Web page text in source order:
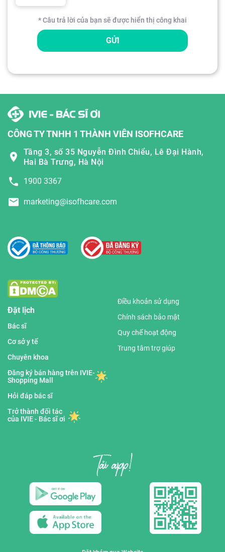
* Câu trả lời của bạn sẽ được hiển thị công khai
GỬI
CÔNG TY TNHH 1 THÀNH VIÊN ISOFHCARE
Tầng 3, số 35 Nguyễn Đình Chiểu, Lê Đại Hành,
Hai Bà Trưng, Hà Nội
1900 3367
marketing@isofhcare.com
Đặt lịch
Bác sĩ
Cơ sở y tế
Chuyên khoa
Đăng ký bán hàng trên IVIE-
Shopping Mall
Hỏi đáp bác sĩ
Trở thành đối tác
của IVIE - Bác sĩ ơi
Điều khoản sử dụng
Chính sách bảo mật
Quy chế hoạt động
Trung tâm trợ giúp